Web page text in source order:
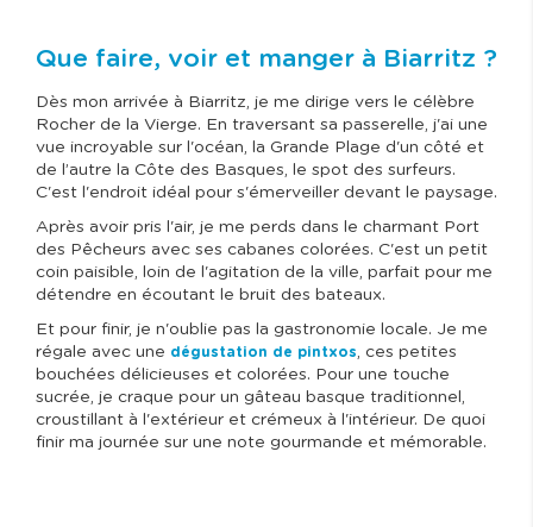
Que faire, voir et manger à Biarritz ?
Dès mon arrivée à Biarritz, je me dirige vers le célèbre
Rocher de la Vierge. En traversant sa passerelle, j'ai une
vue incroyable sur l'océan, la Grande Plage d'un côté et
de l’autre la Côte des Basques, le spot des surfeurs.
C'est l'endroit idéal pour s'émerveiller devant le paysage.
Après avoir pris l'air, je me perds dans le charmant Port
des Pêcheurs avec ses cabanes colorées. C'est un petit
coin paisible, loin de l'agitation de la ville, parfait pour me
détendre en écoutant le bruit des bateaux.
Et pour finir, je n'oublie pas la gastronomie locale. Je me
régale avec une dégustation de pintxos, ces petites
bouchées délicieuses et colorées. Pour une touche
sucrée, je craque pour un gâteau basque traditionnel,
croustillant à l'extérieur et crémeux à l'intérieur. De quoi
finir ma journée sur une note gourmande et mémorable.